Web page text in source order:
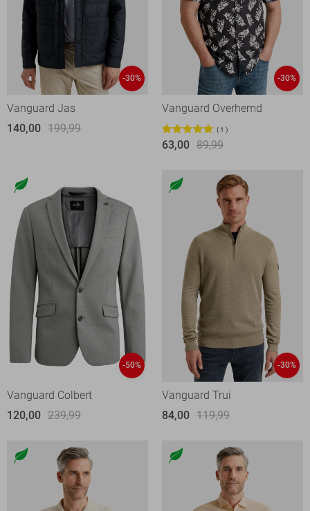
-30%
Vanguard Jas
140,00 199,99
-30%
Vanguard Overhemd
1
63,00 89,99
-50%
Vanguard Colbert
120,00 239,99
-30%
Vanguard Trui
84,00 119,99